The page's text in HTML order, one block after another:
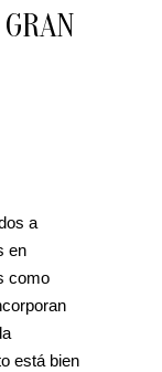
a
en
como
está bien